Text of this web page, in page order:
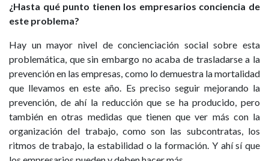
¿Hasta qué punto tienen los empresarios conciencia de
este problema?
Hay un mayor nivel de concienciación social sobre esta
problemática, que sin embargo no acaba de trasladarse a la
prevención en las empresas, como lo demuestra la mortalidad
que llevamos en este año. Es preciso seguir mejorando la
prevención, de ahí la reducción que se ha producido, pero
también en otras medidas que tienen que ver más con la
organización del trabajo, como son las subcontratas, los
ritmos de trabajo, la estabilidad o la formación. Y ahí sí que